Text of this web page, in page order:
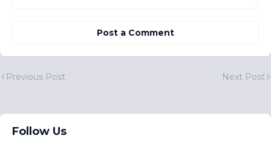
Post a Comment
Previous Post Next Post
Follow Us